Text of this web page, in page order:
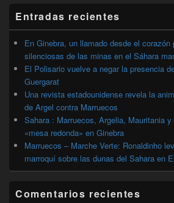
lateral
primaria
Entradas recientes
En Ginebra, un llamado desde el
silenciosas de las minas en el Sáhara
El Polisario vuelve a negar la presencia
Guergarat
Una revista estadounidense revela la
de Argel contra Marruecos
Sahara : Marruecos, Argelia, Mauritania
«mesa redonda» en Ginebra
Marruecos – Marche Verte: Ronaldinho
marroquí sobre las dunas del Sahara en
Comentarios recientes